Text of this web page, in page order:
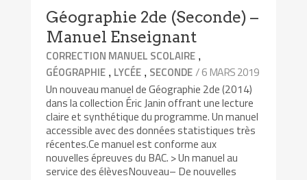
Géographie 2de (Seconde) –
Manuel Enseignant
CORRECTION MANUEL SCOLAIRE ,
GÉOGRAPHIE , LYCÉE , SECONDE/ 6 MARS 2019
Un nouveau manuel de Géographie 2de (2014)
dans la collection Éric Janin offrant une lecture
claire et synthétique du programme. Un manuel
accessible avec des données statistiques très
récentes.Ce manuel est conforme aux
nouvelles épreuves du BAC. > Un manuel au
service des élèvesNouveau– De nouvelles